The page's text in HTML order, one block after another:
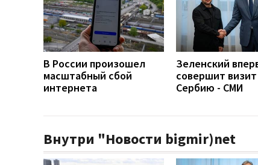
В России произошел
масштабный сбой
интернета
Зеленский
совершит визит
Сербию - СМИ
Внутри "Новости bigmir)net